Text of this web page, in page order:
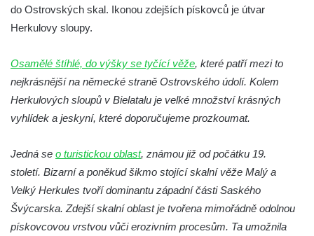
Schodiště pod rozhlednou Čáp v Teplických
skalách
Kamenná brána v Broumovských stěnách
Vyhlídka Koruna v Broumovských stěnách
Vyhlídkové místo na cestě k vyhlídce
Skalní útvar Čertovo sedlo v Broumovských
stěnách
Kamenná ZOO – Skalní hřib
Kamenná ZOO – Želva II.
do Ostrovských skal. Ikonou zdejších pískovců je útvar
Herkulovy sloupy.
Osamělé štíhlé, do výšky se tyčící věže, které patří mezi to
nejkrásnější na německé straně Ostrovského údolí. Kolem
Herkulových sloupů v Bielatalu je velké množství krásných
vyhlídek a jeskyní, které doporučujeme prozkoumat.
Jedná se o turistickou oblast, známou již od počátku 19.
století. Bizarní a poněkud šikmo stojící skalní věže Malý a
Velký Herkules tvoří dominantu západní části Saského
Švýcarska. Zdejší skalní oblast je tvořena mimořádně odolnou
pískovcovou vrstvou vůči erozivním procesům. Ta umožnila